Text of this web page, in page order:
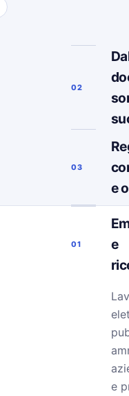
02
03
e
01
e
e